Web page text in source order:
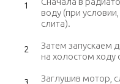
воду (при
слита).
Затем запускаем
на холостом ходу
Заглушив мотор,